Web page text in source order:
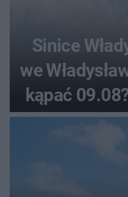
Sinice
we
kąpać